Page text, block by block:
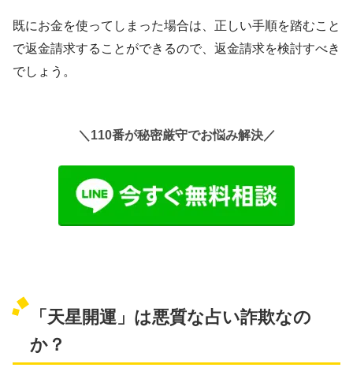
既にお金を使ってしまった場合は、正しい手順を踏むこと
で返金請求することができるので、返金請求を検討すべき
でしょう。
＼110番が秘密厳守でお悩み解決／
「天星開運」は悪質な占い詐欺なの
か？